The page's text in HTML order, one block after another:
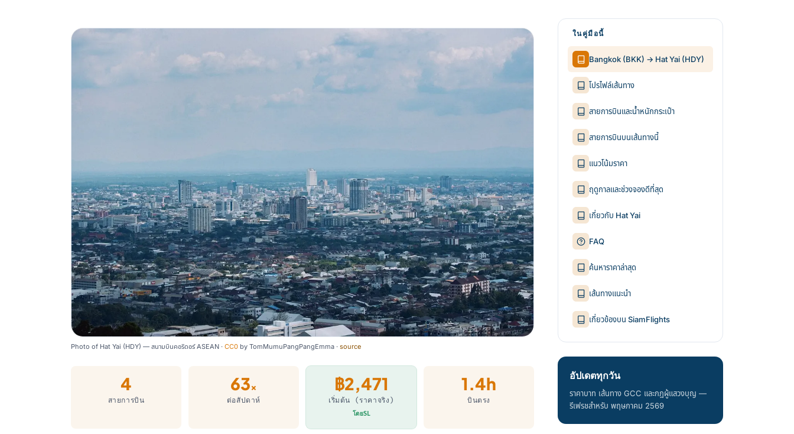
Photo of Hat Yai (HDY) — สนามบินคอริดอร์ ASEAN · CC0 by TomMumuPangPangEmma · source
4
สายการบิน
63×
ต่อสัปดาห์
฿2,471
เริ่มต้น (ราคาจริง)
โดยSL
1.4h
บินตรง
ในคู่มือนี้
Bangkok (BKK) → Hat Yai (HDY)
โปรไฟล์เส้นทาง
สายการบินและน้ำหนักกระเป๋า
สายการบินบนเส้นทางนี้
แนวโน้มราคา
ฤดูกาลและช่วงจองดีที่สุด
เกี่ยวกับ Hat Yai
FAQ
ค้นหาราคาล่าสุด
เส้นทางแนะนำ
เกี่ยวข้องบน SiamFlights
อัปเดตทุกวัน
ราคาบาท เส้นทาง GCC และกฎผู้แสวงบุญ —
รีเฟรชสำหรับ พฤษภาคม 2569